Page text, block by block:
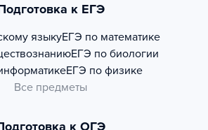
к ЕГЭ
языкуЕГЭ по математике
ЕГЭ по биологии
ЕГЭ по физике
Все предметы
к ОГЭ